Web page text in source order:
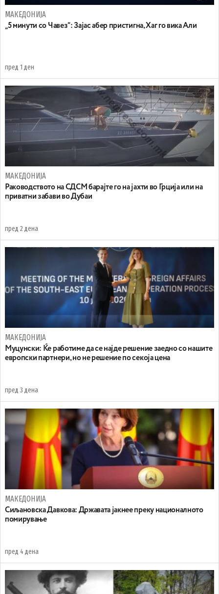
МАКЕДОНИЈА
„5 минути со Чавез“: Зајас абер пристигна, Хаг го вика Али
пред 1 ден
МАКЕДОНИЈА
Раководството на СДСМ барајте го на јахти во Грција или на
приватни забави во Дубаи
пред 2 дена
МАКЕДОНИЈА
Муцунски: Ќе работиме да се најде решение заедно со нашите
европски партнери, но не решение по секоја цена
пред 3 дена
МАКЕДОНИЈА
Сиљановска Давкова: Државата јакнее преку националното
помирување
пред 4 дена